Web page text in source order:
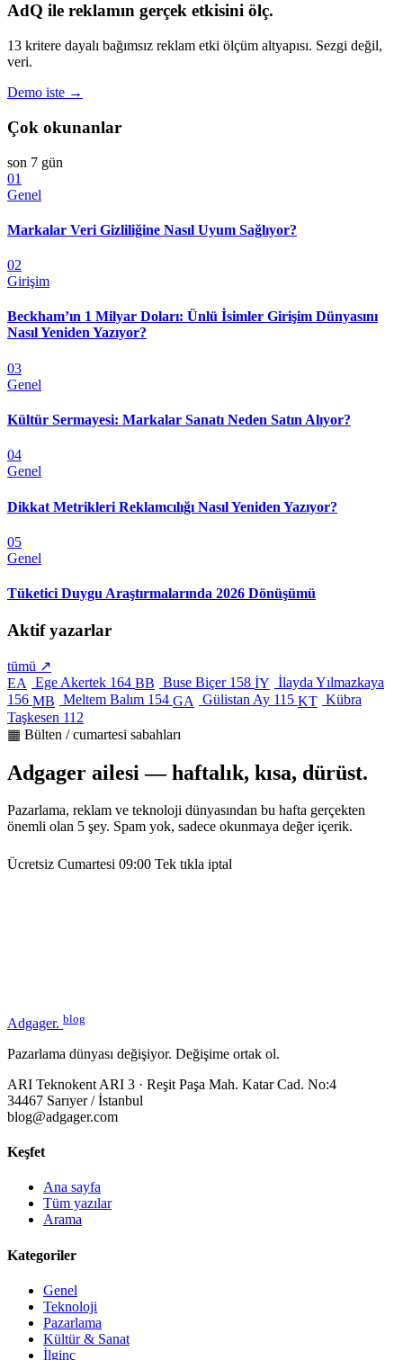
AdQ ile reklamın gerçek etkisini ölç.
13 kritere dayalı bağımsız reklam etki ölçüm altyapısı. Sezgi değil,
veri.
Demo iste →
Çok okunanlar
son 7 gün
01
Genel
Markalar Veri Gizliliğine Nasıl Uyum Sağlıyor?
02
Girişim
Beckham’ın 1 Milyar Doları: Ünlü İsimler Girişim Dünyasını
Nasıl Yeniden Yazıyor?
03
Genel
Kültür Sermayesi: Markalar Sanatı Neden Satın Alıyor?
04
Genel
Dikkat Metrikleri Reklamcılığı Nasıl Yeniden Yazıyor?
05
Genel
Tüketici Duygu Araştırmalarında 2026 Dönüşümü
Aktif yazarlar
tümü ↗
EA
Ege Akertek 164 BB Buse Biçer 158 İY İlayda Yılmazkaya
156 MB Meltem Balım 154 GA Gülistan Ay 115 KT Kübra
Taşkesen 112
▦ Bülten / cumartesi sabahları
Adgager ailesi — haftalık, kısa, dürüst.
Pazarlama, reklam ve teknoloji dünyasından bu hafta gerçekten
önemli olan 5 şey. Spam yok, sadece okunmaya değer içerik.
Ücretsiz Cumartesi 09:00 Tek tıkla iptal
Adgager. blog
Pazarlama dünyası değişiyor. Değişime ortak ol.
ARI Teknokent ARI 3 · Reşit Paşa Mah. Katar Cad. No:4
34467 Sarıyer / İstanbul
blog@adgager.com
Keşfet
Ana sayfa
Tüm yazılar
Arama
Kategoriler
Genel
Teknoloji
Pazarlama
Kültür & Sanat
İlginç